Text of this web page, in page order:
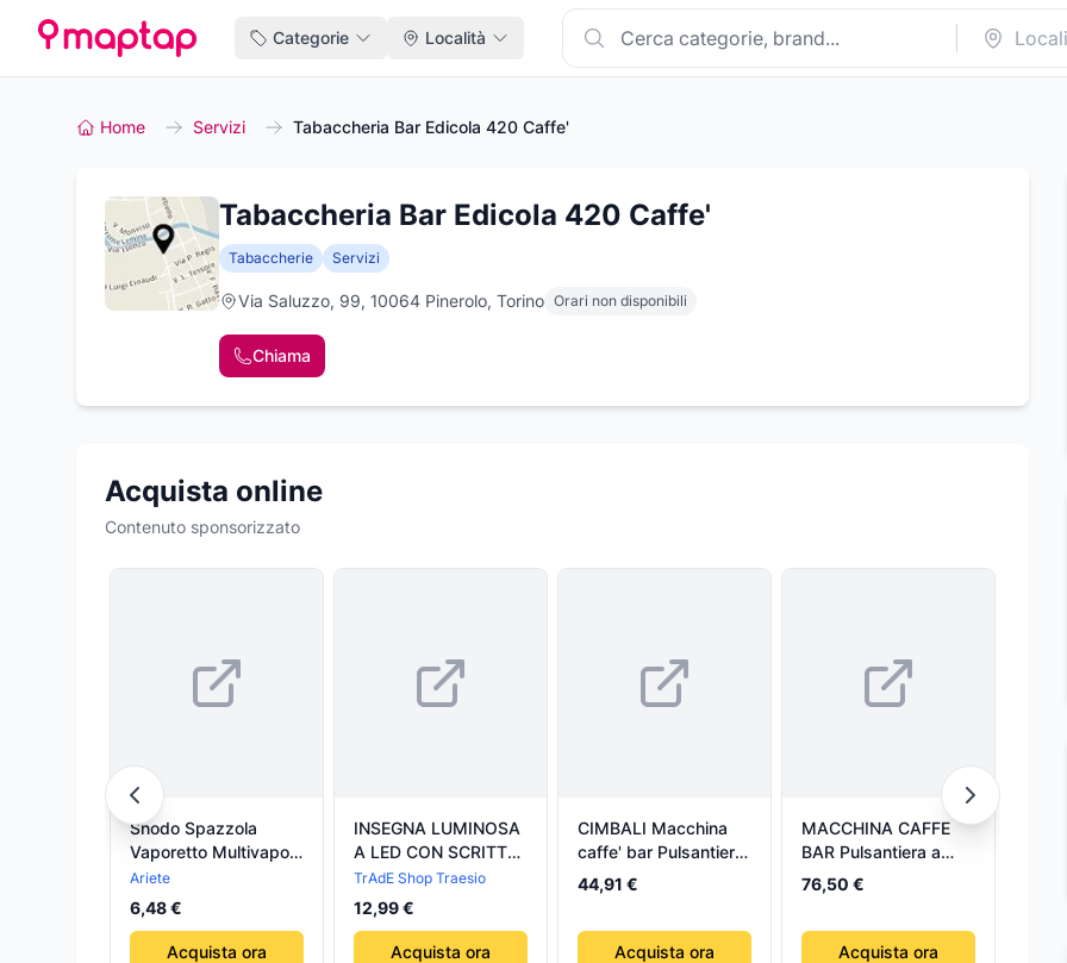
Categorie Località
Home Servizi Tabaccheria Bar Edicola 420 Caffe'
Tabaccheria Bar Edicola 420 Caffe'
Tabaccherie Servizi
Via Saluzzo, 99, 10064 Pinerolo, Torino Orari non disponibili
Chiama
Acquista online
Contenuto sponsorizzato
Snodo Spazzola
Vaporetto Multivaporì
4108, 4170, 4205,
4206, 4208, 4210,
4215
Ariete
6,48 €
Acquista ora
INSEGNA LUMINOSA
A LED CON SCRITTA
TABACCHI PER
NEGOZIO
TABACCHERIA
48,5X25,5CM
TrAdE Shop Traesio
12,99 €
Acquista ora
CIMBALI Macchina
caffe' bar Pulsantiera
membrana 6 tasti
915, 400, 000
44,91 €
Acquista ora
MACCHINA CAFFE
BAR Pulsantiera a
membrana 5 tasti
422, 259, 000
76,50 €
Acquista ora